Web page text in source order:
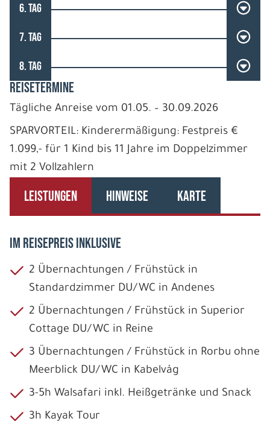
6. TAG
7. TAG
8. TAG
REISETERMINE
Tägliche Anreise vom 01.05. – 30.09.2026
SPARVORTEIL: Kinderermäßigung: Festpreis €
1.099,- für 1 Kind bis 11 Jahre im Doppelzimmer
mit 2 Vollzahlern
LEISTUNGEN HINWEISE KARTE
IM REISEPREIS INKLUSIVE
2 Übernachtungen / Frühstück in
Standardzimmer DU/WC in Andenes
2 Übernachtungen / Frühstück in Superior
Cottage DU/WC in Reine
3 Übernachtungen / Frühstück in Rorbu ohne
Meerblick DU/WC in Kabelvåg
3-5h Walsafari inkl. Heißgetränke und Snack
3h Kayak Tour